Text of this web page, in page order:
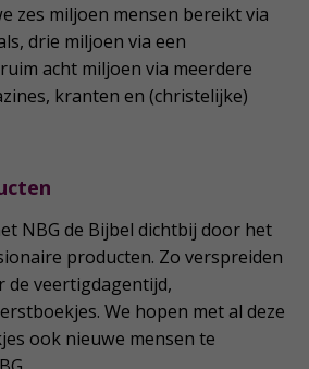
zes miljoen mensen bereikt via
drie miljoen via een
acht miljoen via meerdere
kranten en (christelijke)
NBG de Bijbel dichtbij door het
producten. Zo verspreiden
de veertigdagentijd,
We hopen met al deze
ook nieuwe mensen te